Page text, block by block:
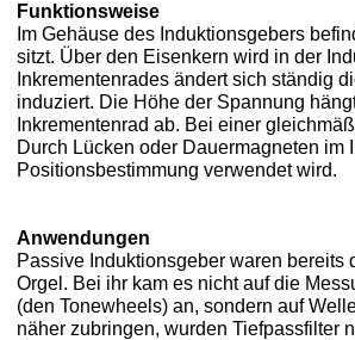
Funktionsweise
Im Gehäuse des Induktionsgebers
sitzt. Über den Eisenkern wird in der
Inkrementenrades ändert sich ständig
induziert. Die Höhe der Spannung
Inkrementenrad ab. Bei einer
Durch Lücken oder Dauermagneten
Positionsbestimmung verwendet wird.
Anwendungen
Passive Induktionsgeber waren bereits
Orgel. Bei ihr kam es nicht auf die
(den Tonewheels) an, sondern auf
näher zubringen, wurden Tiefpassfilter